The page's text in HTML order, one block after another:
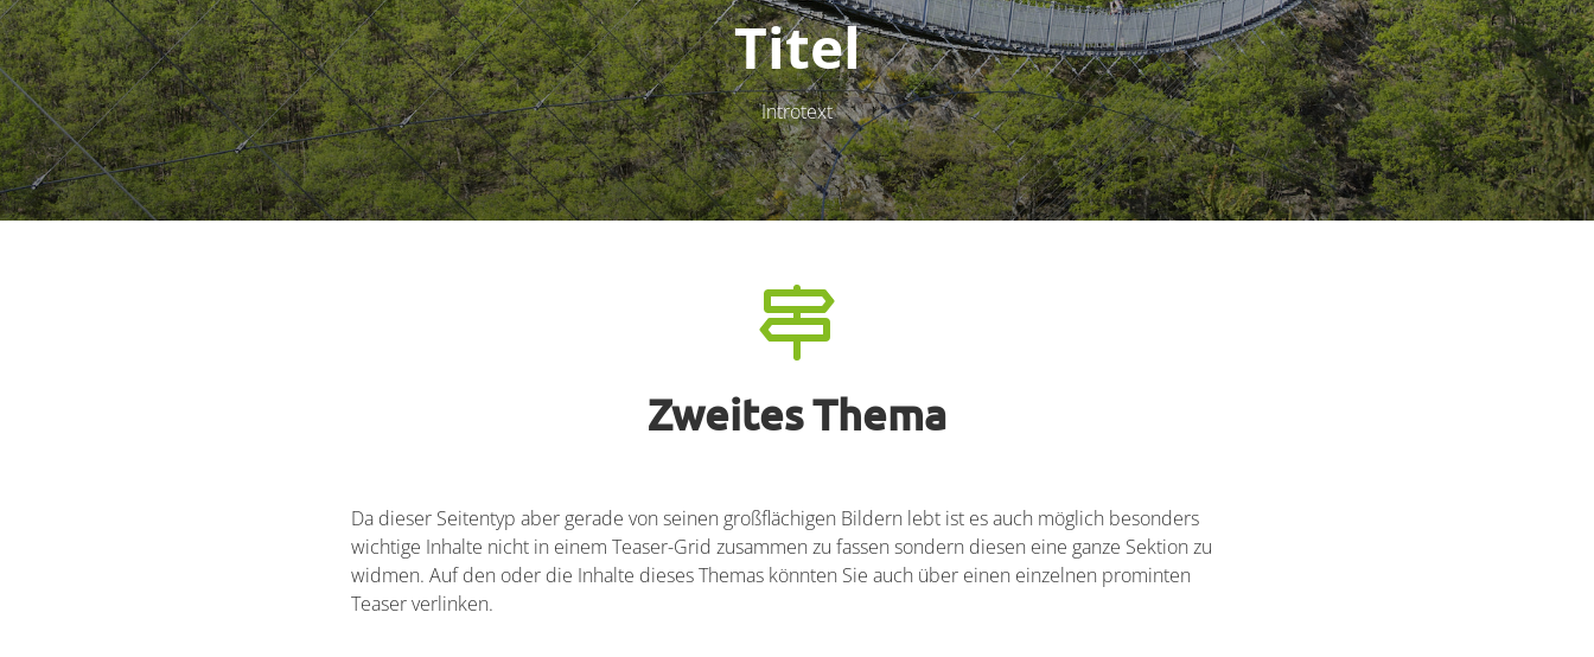
Titel
Introtext
Zweites Thema
Da dieser Seitentyp aber gerade von seinen großflächigen Bildern lebt ist es auch möglich besonders
wichtige Inhalte nicht in einem Teaser-Grid zusammen zu fassen sondern diesen eine ganze Sektion zu
widmen. Auf den oder die Inhalte dieses Themas könnten Sie auch über einen einzelnen prominten
Teaser verlinken.